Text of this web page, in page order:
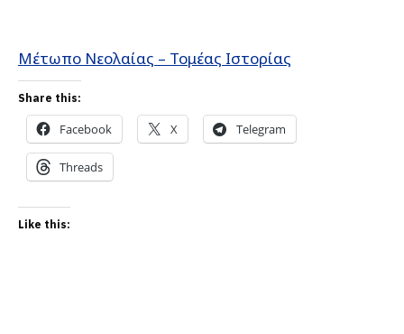
Μέτωπο Νεολαίας – Τομέας Ιστορίας
Share this:
Facebook X Telegram
Threads
Like this: